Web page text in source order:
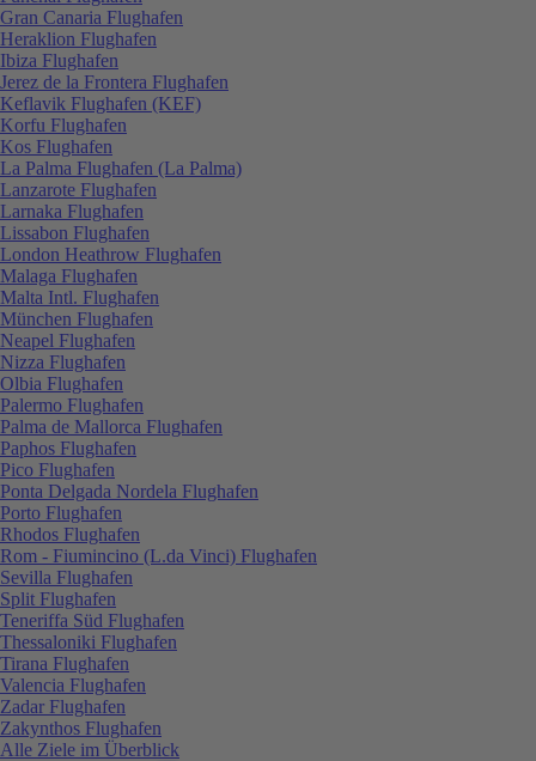
Gran Canaria Flughafen
Heraklion Flughafen
Ibiza Flughafen
Jerez de la Frontera Flughafen
Keflavik Flughafen (KEF)
Korfu Flughafen
Kos Flughafen
La Palma Flughafen (La Palma)
Lanzarote Flughafen
Larnaka Flughafen
Lissabon Flughafen
London Heathrow Flughafen
Malaga Flughafen
Malta Intl. Flughafen
München Flughafen
Neapel Flughafen
Nizza Flughafen
Olbia Flughafen
Palermo Flughafen
Palma de Mallorca Flughafen
Paphos Flughafen
Pico Flughafen
Ponta Delgada Nordela Flughafen
Porto Flughafen
Rhodos Flughafen
Rom - Fiumincino (L.da Vinci) Flughafen
Sevilla Flughafen
Split Flughafen
Teneriffa Süd Flughafen
Thessaloniki Flughafen
Tirana Flughafen
Valencia Flughafen
Zadar Flughafen
Zakynthos Flughafen
Alle Ziele im Überblick